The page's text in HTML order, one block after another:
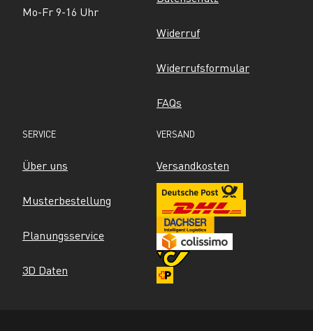
Mo-Fr 9-16 Uhr
Widerruf
Widerrufsformular
FAQs
SERVICE
Über uns
Musterbestellung
Planungsservice
3D Daten
VERSAND
Versandkosten